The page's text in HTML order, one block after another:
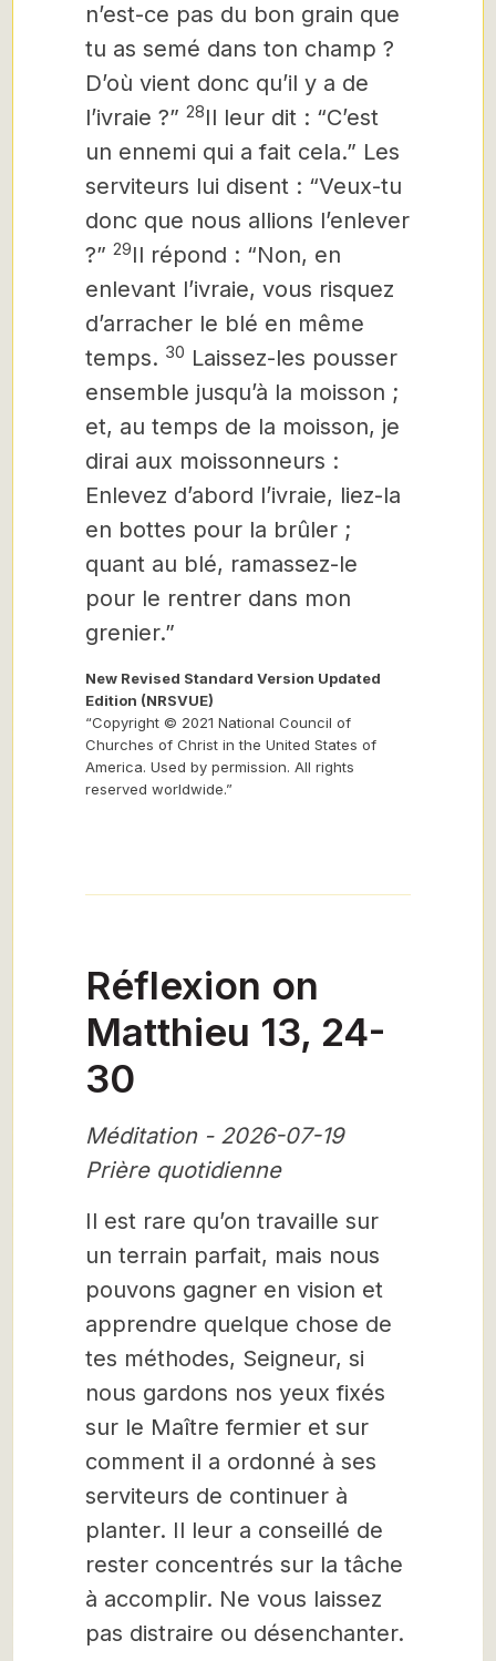
n’est-ce pas du bon grain que
tu as semé dans ton champ ?
D’où vient donc qu’il y a de
l’ivraie ?” 28Il leur dit : “C’est
un ennemi qui a fait cela.” Les
serviteurs lui disent : “Veux-tu
donc que nous allions l’enlever
?” 29Il répond : “Non, en
enlevant l’ivraie, vous risquez
d’arracher le blé en même
temps. 30 Laissez-les pousser
ensemble jusqu’à la moisson ;
et, au temps de la moisson, je
dirai aux moissonneurs :
Enlevez d’abord l’ivraie, liez-la
en bottes pour la brûler ;
quant au blé, ramassez-le
pour le rentrer dans mon
grenier.”
New Revised Standard Version Updated
Edition (NRSVUE)
“Copyright © 2021 National Council of
Churches of Christ in the United States of
America. Used by permission. All rights
reserved worldwide.”
Réflexion on
Matthieu 13, 24-
30
Méditation - 2026-07-19
Prière quotidienne
Il est rare qu’on travaille sur
un terrain parfait, mais nous
pouvons gagner en vision et
apprendre quelque chose de
tes méthodes, Seigneur, si
nous gardons nos yeux fixés
sur le Maître fermier et sur
comment il a ordonné à ses
serviteurs de continuer à
planter. Il leur a conseillé de
rester concentrés sur la tâche
à accomplir. Ne vous laissez
pas distraire ou désenchanter.